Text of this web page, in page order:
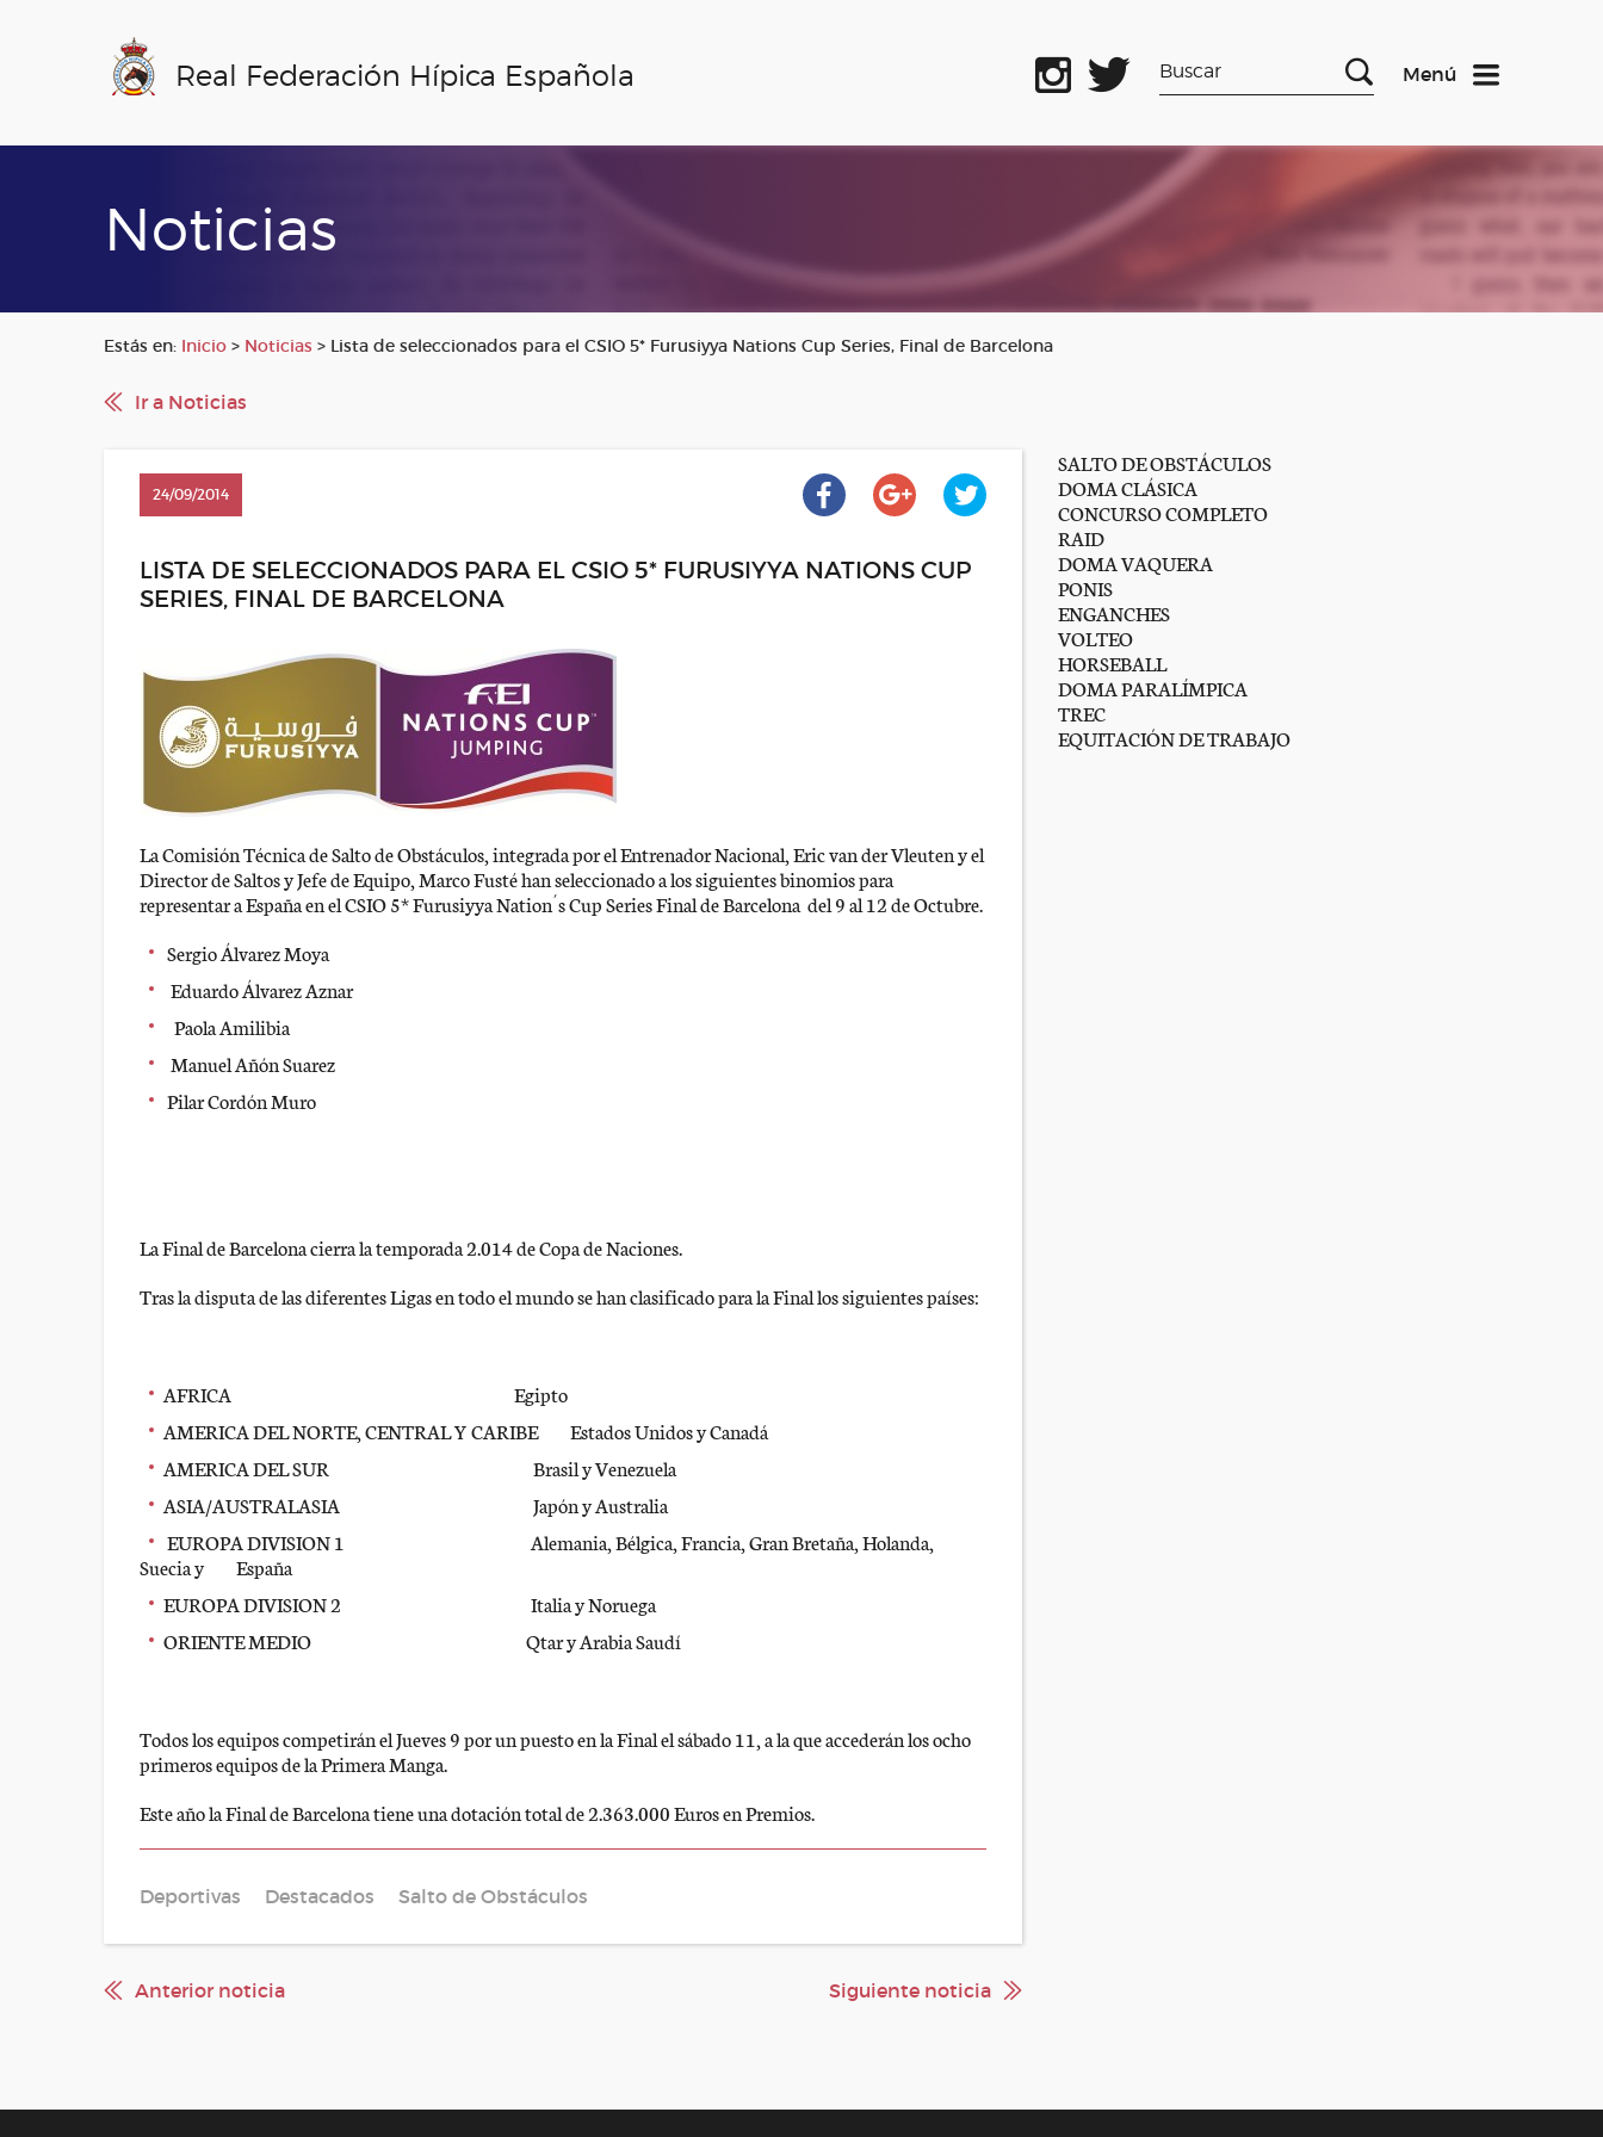
Real Federación Hípica Española Menú
Noticias
Estás en: Inicio > Noticias > Lista de seleccionados para el CSIO 5* Furusiyya Nations Cup Series, Final de Barcelona
Ir a Noticias
24/09/2014
LISTA DE SELECCIONADOS PARA EL CSIO 5* FURUSIYYA NATIONS CUP
SERIES, FINAL DE BARCELONA
La Comisión Técnica de Salto de Obstáculos, integrada por el Entrenador Nacional, Eric van der Vleuten y el
Director de Saltos y Jefe de Equipo, Marco Fusté han seleccionado a los siguientes binomios para
representar a España en el CSIO 5* Furusiyya Nation´s Cup Series Final de Barcelona del 9 al 12 de Octubre.
Sergio Álvarez Moya
Eduardo Álvarez Aznar
Paola Amilibia
Manuel Añón Suarez
Pilar Cordón Muro
La Final de Barcelona cierra la temporada 2.014 de Copa de Naciones.
Tras la disputa de las diferentes Ligas en todo el mundo se han clasificado para la Final los siguientes países:
AFRICA Egipto
AMERICA DEL NORTE, CENTRAL Y CARIBE Estados Unidos y Canadá
AMERICA DEL SUR Brasil y Venezuela
ASIA/AUSTRALASIA Japón y Australia
EUROPA DIVISION 1 Alemania, Bélgica, Francia, Gran Bretaña, Holanda,
Suecia y España
EUROPA DIVISION 2 Italia y Noruega
ORIENTE MEDIO Qtar y Arabia Saudí
Todos los equipos competirán el Jueves 9 por un puesto en la Final el sábado 11, a la que accederán los ocho
primeros equipos de la Primera Manga.
Este año la Final de Barcelona tiene una dotación total de 2.363.000 Euros en Premios.
Deportivas Destacados Salto de Obstáculos
Anterior noticia Siguiente noticia
SALTO DE OBSTÁCULOS
DOMA CLÁSICA
CONCURSO COMPLETO
RAID
DOMA VAQUERA
PONIS
ENGANCHES
VOLTEO
HORSEBALL
DOMA PARALÍMPICA
TREC
EQUITACIÓN DE TRABAJO